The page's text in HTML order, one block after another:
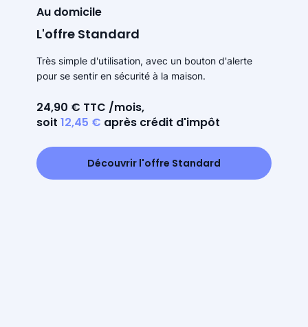
Au domicile
L'offre Standard
Très simple d'utilisation, avec un bouton d'alerte
pour se sentir en sécurité à la maison.
24,90 € TTC /mois,
soit 12,45 € après crédit d'impôt
Découvrir l'offre Standard